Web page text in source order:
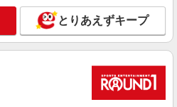
全支援対応コース
理栄養士 特定保健指導
談(対面) 1日：10,000円〜14,716円 ・
面) 1件：4,286円〜5,239円 ・遠隔面
とりあえずキープ